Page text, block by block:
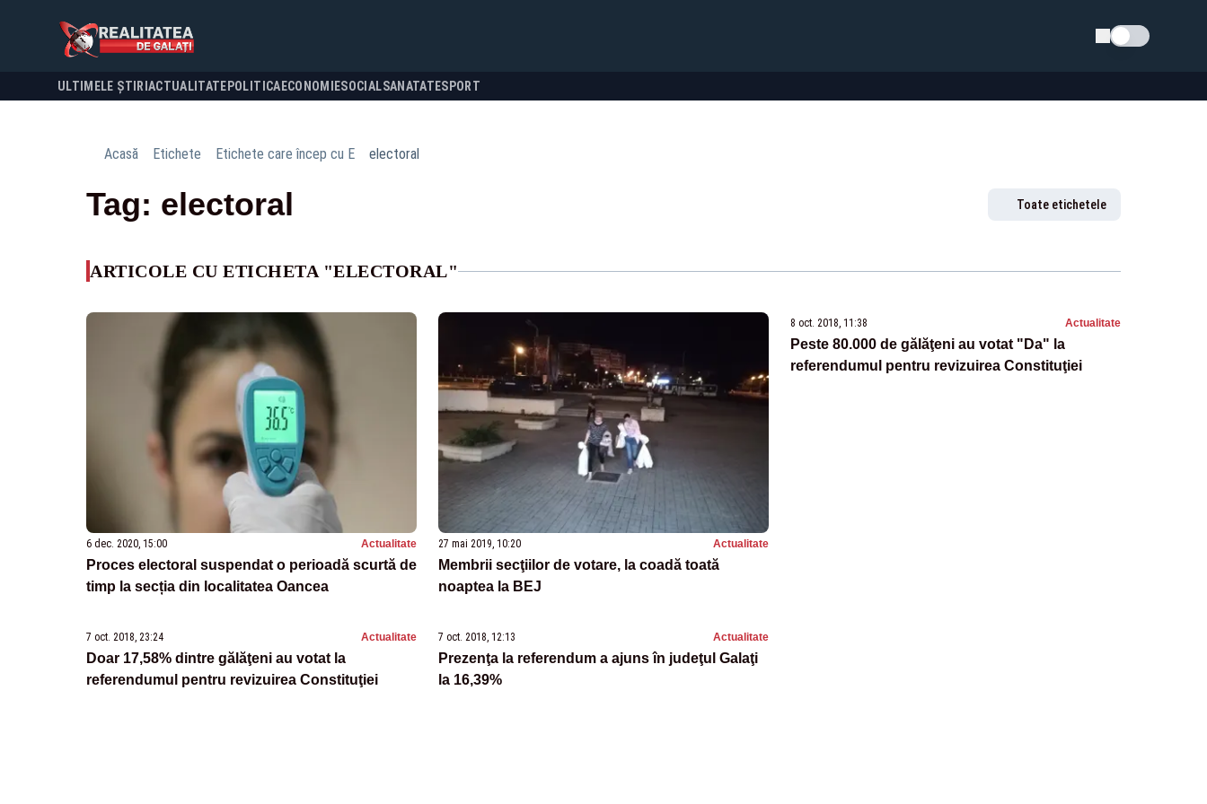
Schimba tema
ULTIMELE ȘTIRI ACTUALITATE POLITICA ECONOMIESOCIALSANATATESPORT
Acasă Etichete Etichete care încep cu E electoral
Tag: electoral Toate etichetele
ARTICOLE CU ETICHETA "ELECTORAL"
6 dec. 2020, 15:00 Actualitate
Proces electoral suspendat o perioadă scurtă de
timp la secția din localitatea Oancea
27 mai 2019, 10:20 Actualitate
Membrii secţiilor de votare, la coadă toată
noaptea la BEJ
8 oct. 2018, 11:38 Actualitate
Peste 80.000 de gălăţeni au votat "Da" la
referendumul pentru revizuirea Constituţiei
7 oct. 2018, 23:24 Actualitate
Doar 17,58% dintre gălăţeni au votat la
referendumul pentru revizuirea Constituţiei
7 oct. 2018, 12:13 Actualitate
Prezenţa la referendum a ajuns în judeţul Galaţi
la 16,39%